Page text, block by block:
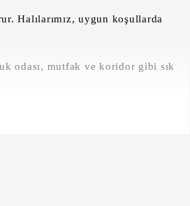
Halılarımız, uygun koşullarda
odası, mutfak ve koridor gibi sık